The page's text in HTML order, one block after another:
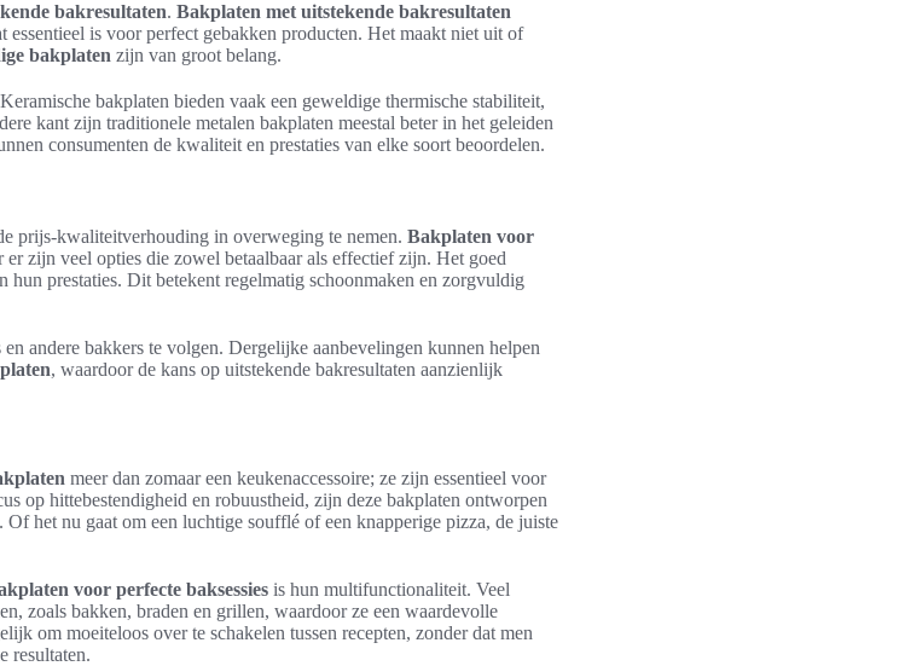
bakresultaten. Bakplaten met uitstekende bakresultaten
is voor perfect gebakken producten. Het maakt niet uit of
bakplaten zijn van groot belang.
bakplaten bieden vaak een geweldige thermische stabiliteit,
kant zijn traditionele metalen bakplaten meestal beter in het geleiden
consumenten de kwaliteit en prestaties van elke soort beoordelen.
prijs-kwaliteitverhouding in overweging te nemen. Bakplaten voor
zijn veel opties die zowel betaalbaar als effectief zijn. Het goed
hun prestaties. Dit betekent regelmatig schoonmaken en zorgvuldig
andere bakkers te volgen. Dergelijke aanbevelingen kunnen helpen
, waardoor de kans op uitstekende bakresultaten aanzienlijk
meer dan zomaar een keukenaccessoire; ze zijn essentieel voor
op hittebestendigheid en robuustheid, zijn deze bakplaten ontworpen
Of het nu gaat om een luchtige soufflé of een knapperige pizza, de juiste
voor perfecte baksessies is hun multifunctionaliteit. Veel
zoals bakken, braden en grillen, waardoor ze een waardevolle
om moeiteloos over te schakelen tussen recepten, zonder dat men
resultaten.